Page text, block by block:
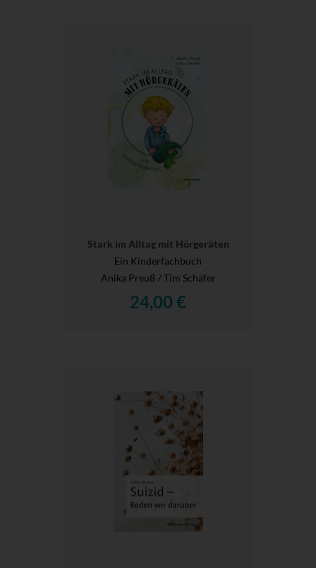
Stark im Alltag mit Hörgeräten
Ein Kinderfachbuch
Anika Preuß / Tim Schäfer
24,00 €